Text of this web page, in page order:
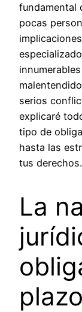
fundamental
pocas
serios
explicaré
tipo de
hasta las
tus derechos.
La
plazo